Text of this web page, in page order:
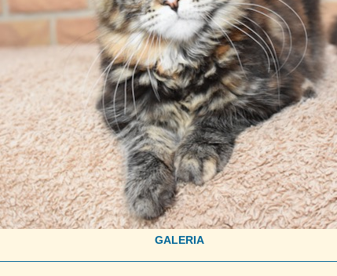
GALERIA